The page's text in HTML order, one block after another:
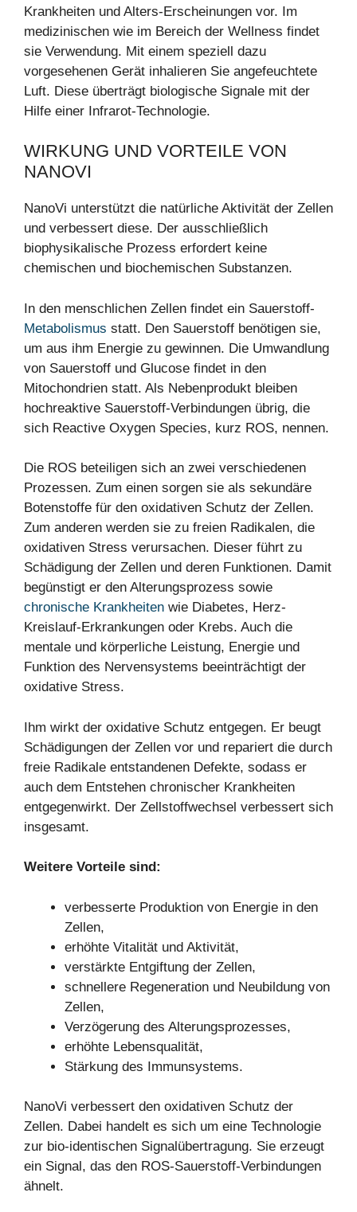
Krankheiten und Alters-Erscheinungen vor. Im
medizinischen wie im Bereich der Wellness findet
sie Verwendung. Mit einem speziell dazu
vorgesehenen Gerät inhalieren Sie angefeuchtete
Luft. Diese überträgt biologische Signale mit der
Hilfe einer Infrarot-Technologie.
WIRKUNG UND VORTEILE VON
NANOVI
NanoVi unterstützt die natürliche Aktivität der Zellen
und verbessert diese. Der ausschließlich
biophysikalische Prozess erfordert keine
chemischen und biochemischen Substanzen.
In den menschlichen Zellen findet ein Sauerstoff-
Metabolismus statt. Den Sauerstoff benötigen sie,
um aus ihm Energie zu gewinnen. Die Umwandlung
von Sauerstoff und Glucose findet in den
Mitochondrien statt. Als Nebenprodukt bleiben
hochreaktive Sauerstoff-Verbindungen übrig, die
sich Reactive Oxygen Species, kurz ROS, nennen.
Die ROS beteiligen sich an zwei verschiedenen
Prozessen. Zum einen sorgen sie als sekundäre
Botenstoffe für den oxidativen Schutz der Zellen.
Zum anderen werden sie zu freien Radikalen, die
oxidativen Stress verursachen. Dieser führt zu
Schädigung der Zellen und deren Funktionen. Damit
begünstigt er den Alterungsprozess sowie
chronische Krankheiten wie Diabetes, Herz-
Kreislauf-Erkrankungen oder Krebs. Auch die
mentale und körperliche Leistung, Energie und
Funktion des Nervensystems beeinträchtigt der
oxidative Stress.
Ihm wirkt der oxidative Schutz entgegen. Er beugt
Schädigungen der Zellen vor und repariert die durch
freie Radikale entstandenen Defekte, sodass er
auch dem Entstehen chronischer Krankheiten
entgegenwirkt. Der Zellstoffwechsel verbessert sich
insgesamt.
Weitere Vorteile sind:
verbesserte Produktion von Energie in den
Zellen,
erhöhte Vitalität und Aktivität,
verstärkte Entgiftung der Zellen,
schnellere Regeneration und Neubildung von
Zellen,
Verzögerung des Alterungsprozesses,
erhöhte Lebensqualität,
Stärkung des Immunsystems.
NanoVi verbessert den oxidativen Schutz der
Zellen. Dabei handelt es sich um eine Technologie
zur bio-identischen Signalübertragung. Sie erzeugt
ein Signal, das den ROS-Sauerstoff-Verbindungen
ähnelt.